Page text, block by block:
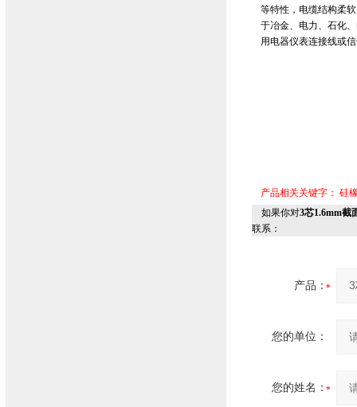
等特性，电缆结构柔
于冶金、电力、石化
用电器仪表连接线或
产品相关关键字： 硅
如果你对3芯1.6mm截
联系：
产品：
您的单位：
您的姓名：